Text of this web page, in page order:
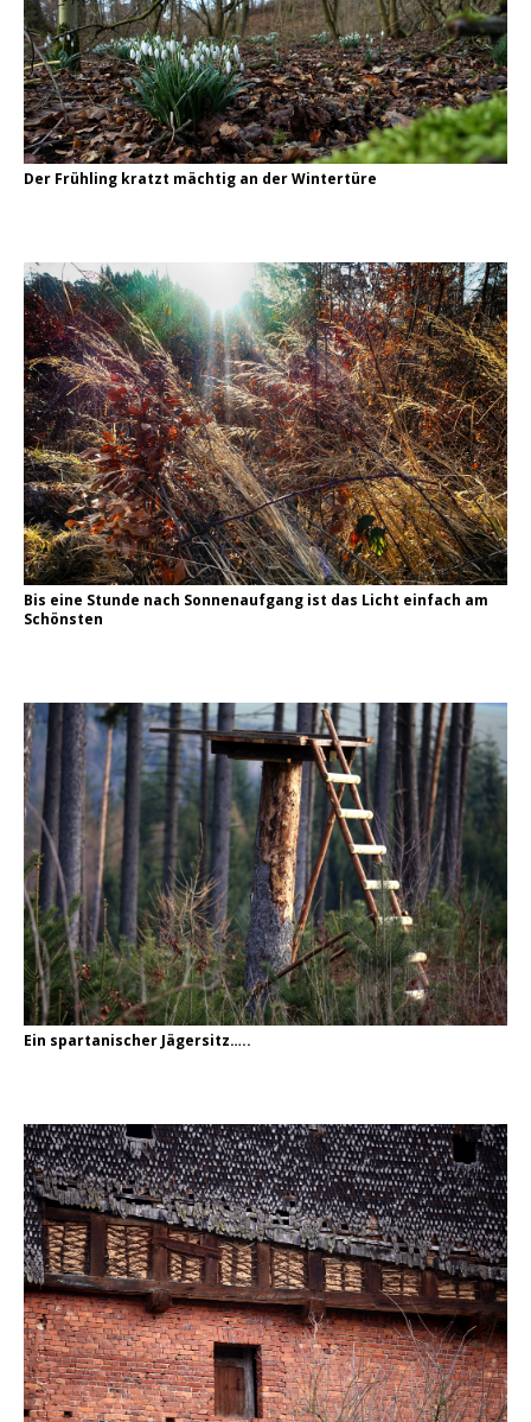
Der Frühling kratzt mächtig an der Wintertüre
Bis eine Stunde nach Sonnenaufgang ist das Licht einfach am
Schönsten
Ein spartanischer Jägersitz…..